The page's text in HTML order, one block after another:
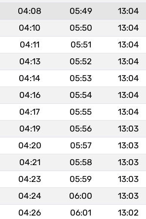
04:08 05:49 13:04
04:10 05:50 13:04
04:11 05:51 13:04
04:13 05:52 13:04
04:14 05:53 13:04
04:16 05:54 13:04
04:17 05:55 13:04
04:19 05:56 13:03
04:20 05:57 13:03
04:21 05:58 13:03
04:23 05:59 13:03
04:24 06:00 13:03
04:26 06:01 13:02